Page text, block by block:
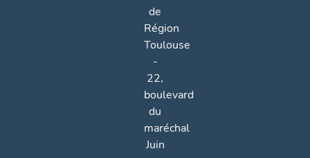
de
Région
Toulouse
-
22,
boulevard
du
maréchal
Juin